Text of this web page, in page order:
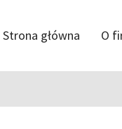
Strona główna O